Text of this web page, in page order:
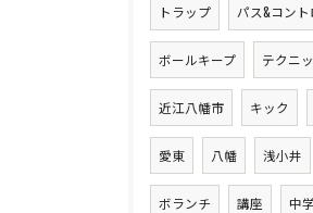
トラップ パス&コン
ボールキープ テクニ
近江八幡市 キック
愛東 八幡 浅小井
ボランチ 講座 中